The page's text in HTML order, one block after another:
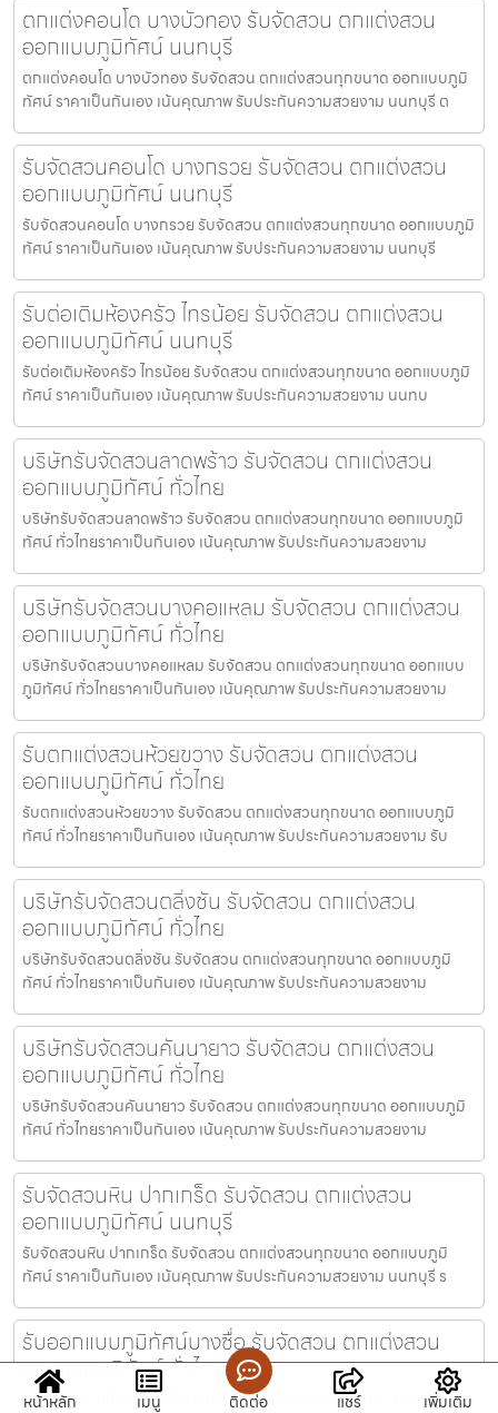
ตกแต่งคอนโด บางบัวทอง รับจัดสวน ตกแต่งสวน
ออกแบบภูมิทัศน์ นนทบุรี
ตกแต่งคอนโด บางบัวทอง รับจัดสวน ตกแต่งสวนทุกขนาด ออกแบบภูมิ
ทัศน์ ราคาเป็นกันเอง เน้นคุณภาพ รับประกันความสวยงาม นนทบุรี ต
รับจัดสวนคอนโด บางกรวย รับจัดสวน ตกแต่งสวน
ออกแบบภูมิทัศน์ นนทบุรี
รับจัดสวนคอนโด บางกรวย รับจัดสวน ตกแต่งสวนทุกขนาด ออกแบบภูมิ
ทัศน์ ราคาเป็นกันเอง เน้นคุณภาพ รับประกันความสวยงาม นนทบุรี
รับต่อเติมห้องครัว ไทรน้อย รับจัดสวน ตกแต่งสวน
ออกแบบภูมิทัศน์ นนทบุรี
รับต่อเติมห้องครัว ไทรน้อย รับจัดสวน ตกแต่งสวนทุกขนาด ออกแบบภูมิ
ทัศน์ ราคาเป็นกันเอง เน้นคุณภาพ รับประกันความสวยงาม นนทบ
บริษัทรับจัดสวนลาดพร้าว รับจัดสวน ตกแต่งสวน
ออกแบบภูมิทัศน์ ทั่วไทย
บริษัทรับจัดสวนลาดพร้าว รับจัดสวน ตกแต่งสวนทุกขนาด ออกแบบภูมิ
ทัศน์ ทั่วไทยราคาเป็นกันเอง เน้นคุณภาพ รับประกันความสวยงาม
บริษัทรับจัดสวนบางคอแหลม รับจัดสวน ตกแต่งสวน
ออกแบบภูมิทัศน์ ทั่วไทย
บริษัทรับจัดสวนบางคอแหลม รับจัดสวน ตกแต่งสวนทุกขนาด ออกแบบ
ภูมิทัศน์ ทั่วไทยราคาเป็นกันเอง เน้นคุณภาพ รับประกันความสวยงาม
รับตกแต่งสวนห้วยขวาง รับจัดสวน ตกแต่งสวน
ออกแบบภูมิทัศน์ ทั่วไทย
รับตกแต่งสวนห้วยขวาง รับจัดสวน ตกแต่งสวนทุกขนาด ออกแบบภูมิ
ทัศน์ ทั่วไทยราคาเป็นกันเอง เน้นคุณภาพ รับประกันความสวยงาม รับ
บริษัทรับจัดสวนตลิ่งชัน รับจัดสวน ตกแต่งสวน
ออกแบบภูมิทัศน์ ทั่วไทย
บริษัทรับจัดสวนตลิ่งชัน รับจัดสวน ตกแต่งสวนทุกขนาด ออกแบบภูมิ
ทัศน์ ทั่วไทยราคาเป็นกันเอง เน้นคุณภาพ รับประกันความสวยงาม
บริษัทรับจัดสวนคันนายาว รับจัดสวน ตกแต่งสวน
ออกแบบภูมิทัศน์ ทั่วไทย
บริษัทรับจัดสวนคันนายาว รับจัดสวน ตกแต่งสวนทุกขนาด ออกแบบภูมิ
ทัศน์ ทั่วไทยราคาเป็นกันเอง เน้นคุณภาพ รับประกันความสวยงาม
รับจัดสวนหิน ปากเกร็ด รับจัดสวน ตกแต่งสวน
ออกแบบภูมิทัศน์ นนทบุรี
รับจัดสวนหิน ปากเกร็ด รับจัดสวน ตกแต่งสวนทุกขนาด ออกแบบภูมิ
ทัศน์ ราคาเป็นกันเอง เน้นคุณภาพ รับประกันความสวยงาม นนทบุรี ร
รับออกแบบภูมิทัศน์บางซื่อ รับจัดสวน ตกแต่งสวน
ออกแบบภูมิทัศน์ ทั่วไทย
รับออกแบบภูมิทัศน์บางซื่อ รับจัดสวน ตกแต่งสวนทุกขนาด ออกแบบภูมิ
หน้าหลัก เมนู ติดต่อ แชร์ เพิ่มเติม